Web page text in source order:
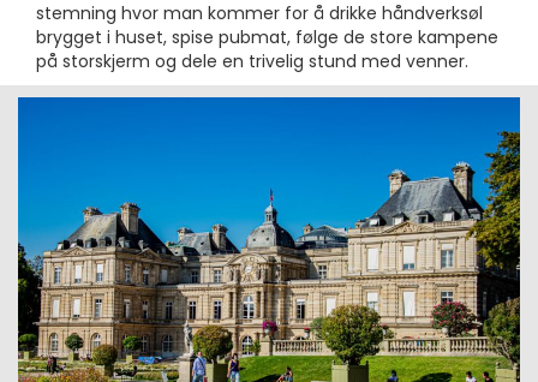
stemning hvor man kommer for å drikke håndverksøl
brygget i huset, spise pubmat, følge de store kampene
på storskjerm og dele en trivelig stund med venner.